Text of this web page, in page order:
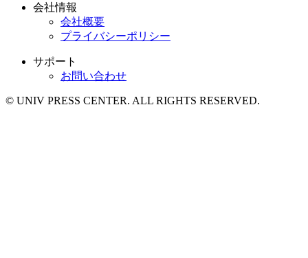
会社情報
会社概要
プライバシーポリシー
サポート
お問い合わせ
© UNIV PRESS CENTER. ALL RIGHTS RESERVED.